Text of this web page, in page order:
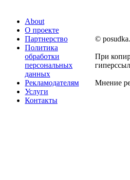
About
О проекте
Партнерство
Политика
обработки
персональных
данных
Рекламодателям
Услуги
Контакты
©
При
Мнение